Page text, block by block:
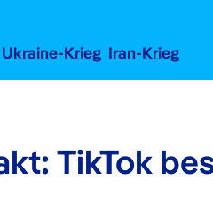
Ukraine-Krieg Iran-Krieg
TikTok